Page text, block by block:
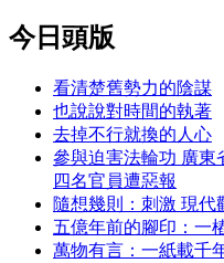
今日頭版
看清楚舊勢力的陰謀
也說說對時間的執著
去掉不行就換的人心
參與迫害法輪功 廣東
四名官員遭惡報
隨想幾則：刺激 現代
五億年前的腳印：一
萬物有言：一紙載千